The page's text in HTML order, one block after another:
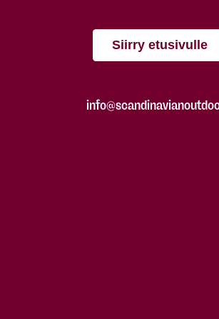
Siirry etusivulle